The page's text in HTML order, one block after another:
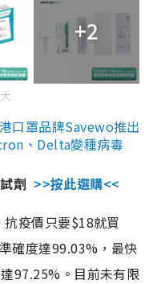
+2
口罩品牌Savewo推出
、Delta變種病毒
劑 >>按此選購<<
疫價只要$18就買
確度達99.03%，最快
97.25%。目前未有限